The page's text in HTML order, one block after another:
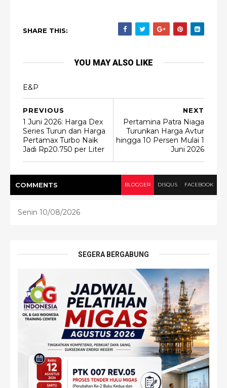
SHARE THIS:
YOU MAY ALSO LIKE
E&P
NEXT
Pertamina Patra Niaga
Turunkan Harga Avtur
hingga 10 Persen Mulai 1
Juni 2026
PREVIOUS
1 Juni 2026: Harga Dex
Series Turun dan Harga
Pertamax Turbo Naik
Jadi Rp20.750 per Liter
COMMENTS BLOGGER DISQUS FACEBOOK
Senin 10/08/2026
SEGERA BERGABUNG